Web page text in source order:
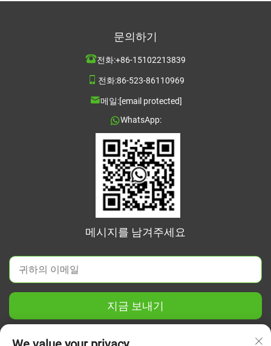
문의하기
전화:+86-15102213839
전화:86-523-86110969
메일:[email protected]
WhatsApp:
메시지를 남겨주세요
지금 보내기